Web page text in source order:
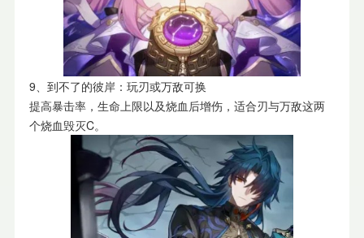
9、到不了的彼岸：玩刃或万敌可换
提高暴击率，生命上限以及烧血后增伤，适合刃与万敌这两
个烧血毁灭C。